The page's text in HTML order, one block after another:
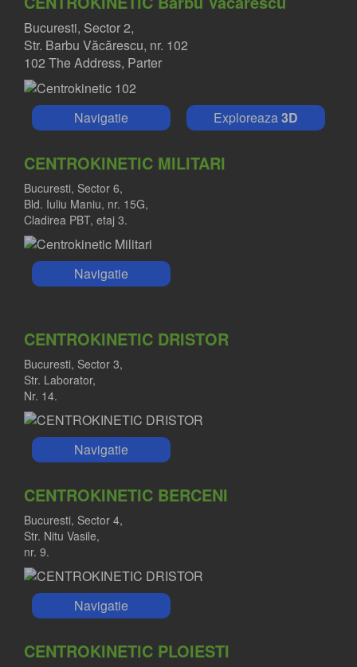
Bucuresti, Sector 2,
Str. Barbu Văcărescu, nr. 102
102 The Address, Parter
Navigatie Exploreaza3D
CENTROKINETIC MILITARI
Bucuresti, Sector 6,
Bld. Iuliu Maniu, nr. 15G,
Cladirea PBT, etaj 3.
Navigatie
CENTROKINETIC DRISTOR
Bucuresti, Sector 3,
Str. Laborator,
Nr. 14.
Navigatie
CENTROKINETIC BERCENI
Bucuresti, Sector 4,
Str. Nitu Vasile,
nr. 9.
Navigatie
CENTROKINETIC PLOIESTI